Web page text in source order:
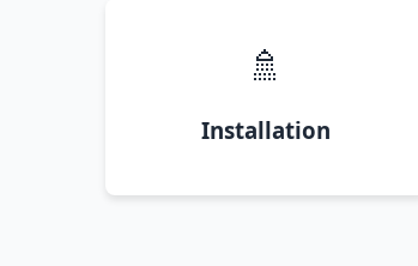
🚿
Installation